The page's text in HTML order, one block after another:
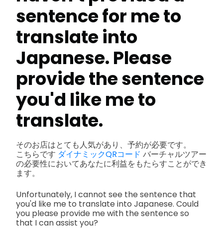
sentence for me to
translate into
Japanese. Please
provide the sentence
you'd like me to
translate.
そのお店はとても人気があり、予約が必要です。
こちらです ダイナミックQRコード バーチャルツアー
の必要性においてあなたに利益をもたらすことができ
ます。
Unfortunately, I cannot see the sentence that
you'd like me to translate into Japanese. Could
you please provide me with the sentence so
that I can assist you?